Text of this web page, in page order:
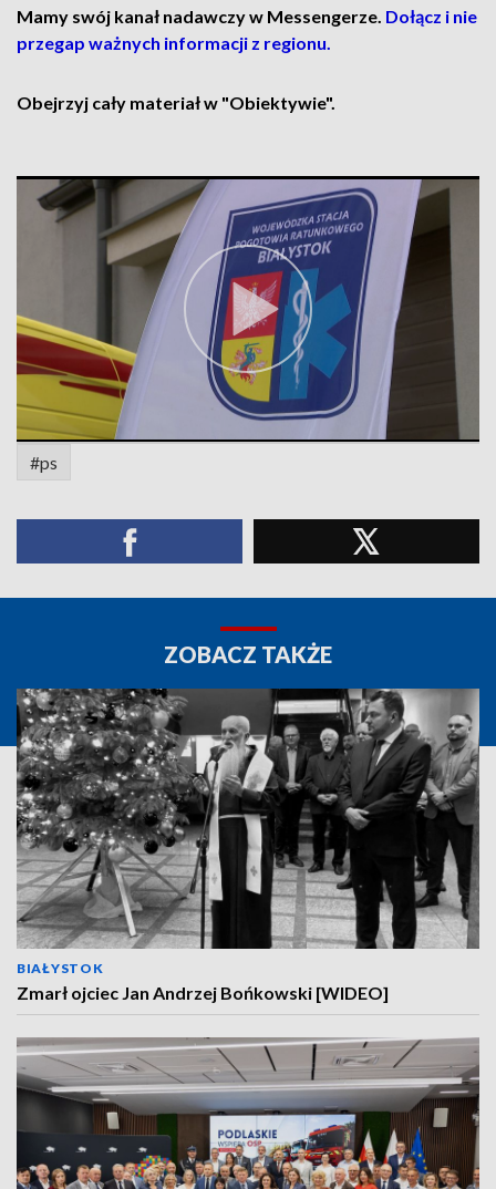
Mamy swój kanał nadawczy w Messengerze. Dołącz i nie
przegap ważnych informacji z regionu.
Obejrzyj cały materiał w "Obiektywie".
#ps
ZOBACZ TAKŻE
BIAŁYSTOK
Zmarł ojciec Jan Andrzej Bońkowski [WIDEO]